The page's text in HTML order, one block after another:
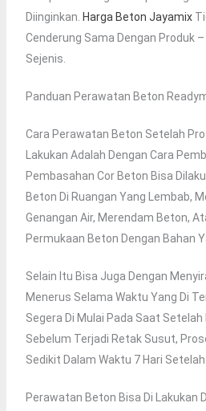
Diinginkan. Harga Beton Jayamix
Cenderung Sama Dengan Produk
Sejenis.
Panduan Perawatan Beton
Cara Perawatan Beton Setelah
Lakukan Adalah Dengan Cara
Pembasahan Cor Beton Bisa
Beton Di Ruangan Yang Lembab,
Genangan Air, Merendam Beton,
Permukaan Beton Dengan Bahan
Selain Itu Bisa Juga Dengan
Menerus Selama Waktu Yang Di
Segera Di Mulai Pada Saat
Sebelum Terjadi Retak Susut,
Sedikit Dalam Waktu 7 Hari
Perawatan Beton Bisa Di Lakukan